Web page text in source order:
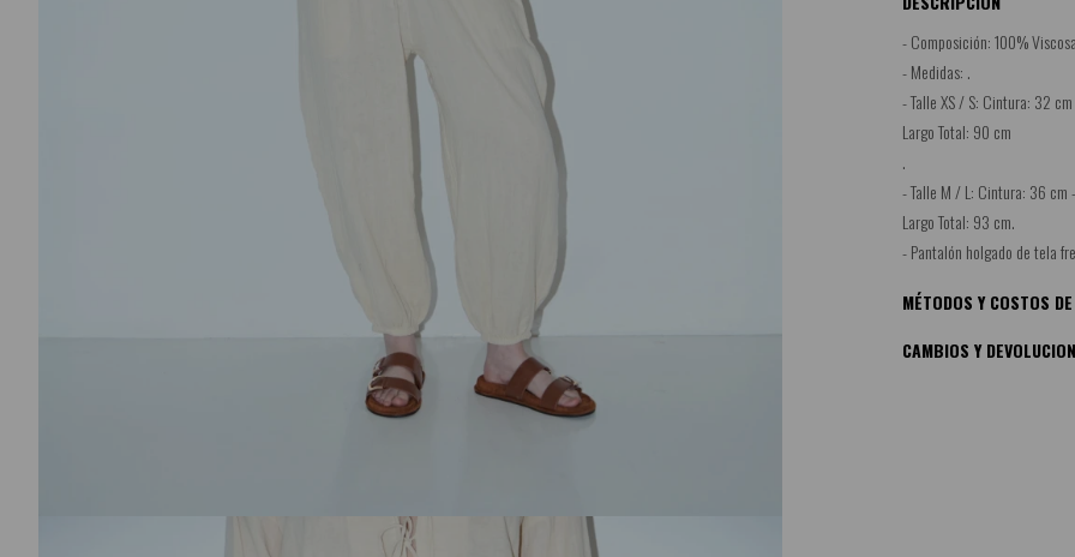
- Composición: 100%
- Medidas: .
- Talle XS / S: Cintura: 32
Largo Total: 90 cm
.
- Talle M / L: Cintura: 36 cm -
Largo Total: 93 cm.
- Pantalón holgado de tela
MÉTODOS Y COSTOS
CAMBIOS Y